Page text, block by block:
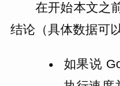
在开始本文之
结论（具体数据可
如果说